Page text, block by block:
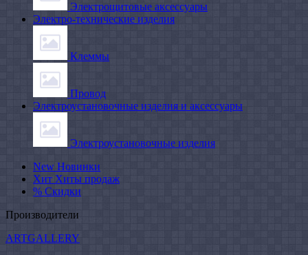
Электрощитовые аксессуары
Электро-технические изделия
Клеммы
Провод
Электроустановочные изделия и аксессуары
Электроустановочные изделия
New Новинки
Хит Хиты продаж
% Скидки
Производители
ARTGALLERY